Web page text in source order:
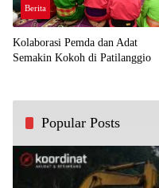
Berita
Kolaborasi Pemda dan Adat
Semakin Kokoh di Patilanggio
Popular Posts